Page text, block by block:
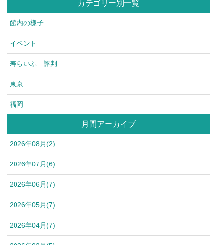
カテゴリー別一覧
館内の様子
イベント
寿らいふ 評判
東京
福岡
月間アーカイブ
2026年08月(2)
2026年07月(6)
2026年06月(7)
2026年05月(7)
2026年04月(7)